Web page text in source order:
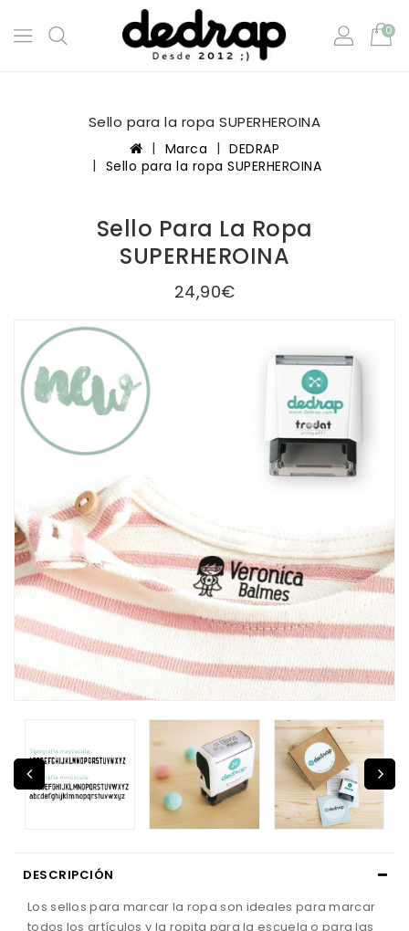
0
Sello para la ropa SUPERHEROINA
Marca
DEDRAP
Sello para la ropa SUPERHEROINA
Sello Para La Ropa
SUPERHEROINA
24,90€
DESCRIPCIÓN
Los sellos para marcar la ropa son ideales para marcar
todos los artículos y la ropita para la escuela o para las